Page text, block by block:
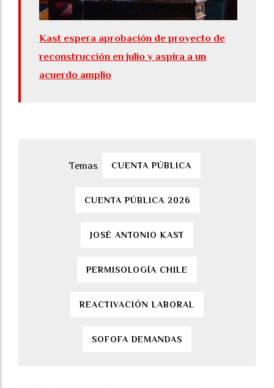
Kast espera aprobación de proyecto de
reconstrucción en julio y aspira a un
acuerdo amplio
CUENTA PÚBLICA
CUENTA PÚBLICA 2026
JOSÉ ANTONIO KAST
PERMISOLOGÍA CHILE
REACTIVACIÓN LABORAL
SOFOFA DEMANDAS